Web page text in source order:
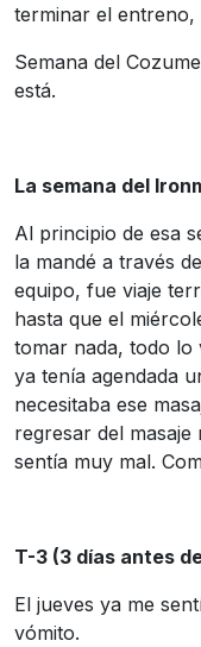
terminar el entreno,
Semana del
está.
La semana del
Al principio de esa
la mandé a través
equipo, fue viaje
hasta que el
tomar nada, todo lo
ya tenía agendada
necesitaba ese
regresar del masaje
sentía muy mal.
T-3 (3 días antes
El jueves ya me
vómito.